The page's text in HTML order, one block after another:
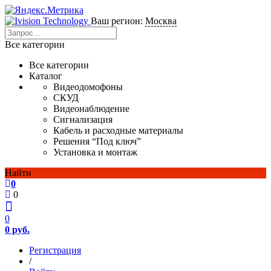
Ваш регион: Москва
Все категории
Все категории
Каталог
Видеодомофоны
СКУД
Видеонаблюдение
Сигнализация
Кабель и расходные материалы
Решения “Под ключ”
Установка и монтаж
Найти
0
0
0
0 руб.
Регистрация
/